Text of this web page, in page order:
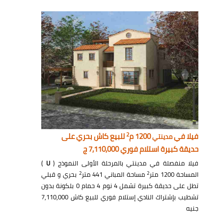
فيلا فيمدينتي1200 م 2للبيع كاش بحري على
حديقة كبيرة استلام فوري 7,110,000 ج
فيلا منفصلة في مدينتي بالمرحلة الأولى النموذج (U
)
المساحة 1200 متر
2مساحة المباني 441 متر 2 بحري و قبلي
تطل على حديقة كبيرة تشمل 4 نوم 4 حمام 0 بلكونة بدون
تشطيب بإشتراك النادي إستلام فوري للبيع كاش 7,110,000
جنيه